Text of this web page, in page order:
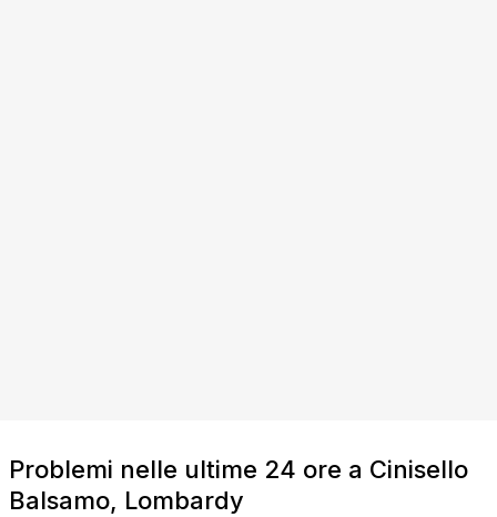
Problemi nelle ultime 24 ore a Cinisello
Balsamo, Lombardy